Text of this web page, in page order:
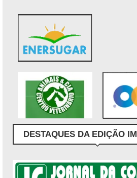
DESTAQUES DA EDIÇÃO